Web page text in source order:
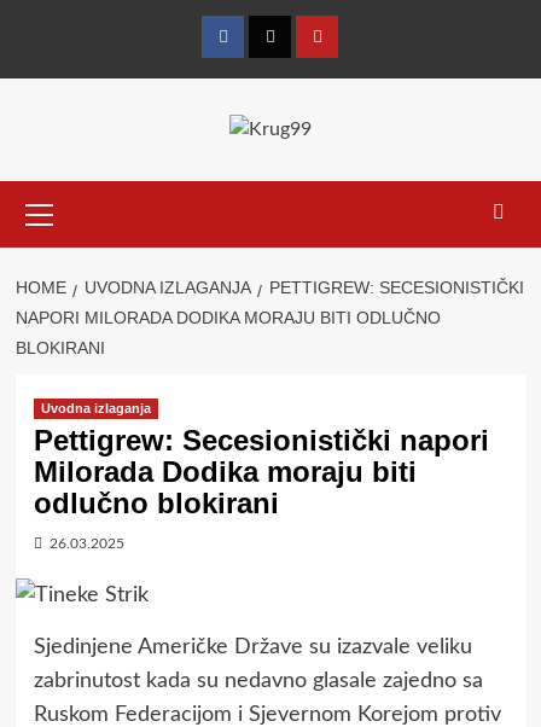
FacebookTwitterYouTube
Menu
HOME UVODNA IZLAGANJA
PETTIGREW: SECESIONISTIČKI
NAPORI MILORADA DODIKA MORAJU BITI ODLUČNO
BLOKIRANI
Uvodna izlaganja
Pettigrew: Secesionistički napori
Milorada Dodika moraju biti
odlučno blokirani
26.03.2025
Sjedinjene Američke Države su izazvale veliku
zabrinutost kada su nedavno glasale zajedno sa
Ruskom Federacijom i Sjevernom Korejom protiv